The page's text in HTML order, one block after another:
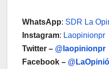
WhatsApp: SDR La
Instagram: Laopinionpr
Twitter – @laopinionpr
Facebook –